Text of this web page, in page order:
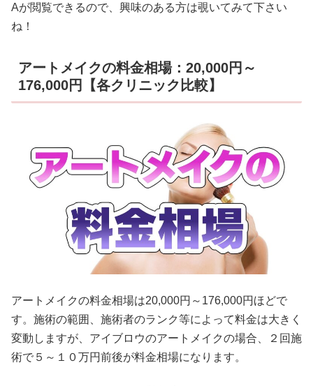
Aが閲覧できるので、興味のある方は覗いてみて下さい
ね！
アートメイクの料金相場：20,000円～
176,000円【各クリニック比較】
アートメイクの料金相場は20,000円～176,000円ほどで
す。施術の範囲、施術者のランク等によって料金は大きく
変動しますが、アイブロウのアートメイクの場合、２回施
術で５～１０万円前後が料金相場になります。